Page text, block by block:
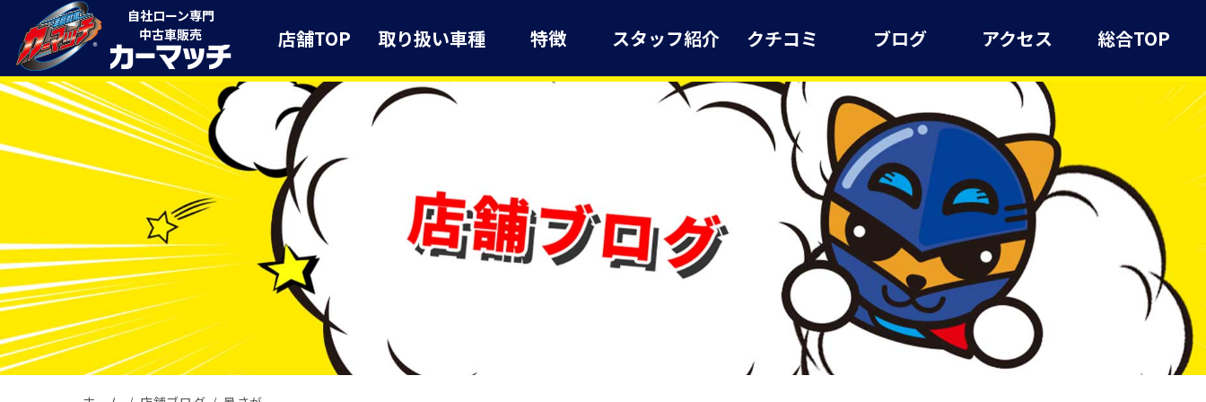
自社ローン専門
中古車販売
店舗TOP 取り扱い車種 特徴 スタッフ紹介 クチコミ ブログ アクセス 総合TOP